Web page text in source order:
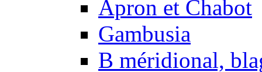
Apron et Chabot
Gambusia
B méridional,